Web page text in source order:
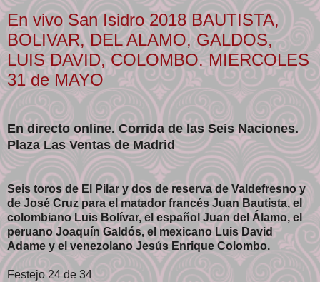
En vivo San Isidro 2018 BAUTISTA,
BOLIVAR, DEL ALAMO, GALDOS,
LUIS DAVID, COLOMBO. MIERCOLES
31 de MAYO
En directo online. Corrida de las Seis Naciones.
Plaza Las Ventas de Madrid
Seis toros de El Pilar y dos de reserva de Valdefresno y
de José Cruz para el matador francés Juan Bautista, el
colombiano Luis Bolívar, el español Juan del Álamo, el
peruano Joaquín Galdós, el mexicano Luis David
Adame y el venezolano Jesús Enrique Colombo.
Festejo 24 de 34